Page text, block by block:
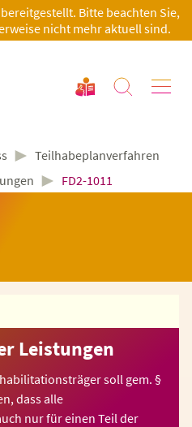
Bitte beachten Sie,
nicht mehr aktuell sind.
► Teilhabeplanverfahren
► FD2-1011
Leistungen
soll gem. §
dass alle
nur für einen Teil der